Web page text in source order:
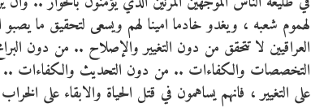
لهموم شعبه ، ويغدو خادما امينا لهم ويسعى لتحقيق ما
العراقيين لا تتحقق من دون التغيير والإصلاح .. من دون
التخصصات والكفاءات .. من دون التحديث والكفاءات ..
على التغيير ، فانهم يساهمون في قتل الحياة والابقاء على